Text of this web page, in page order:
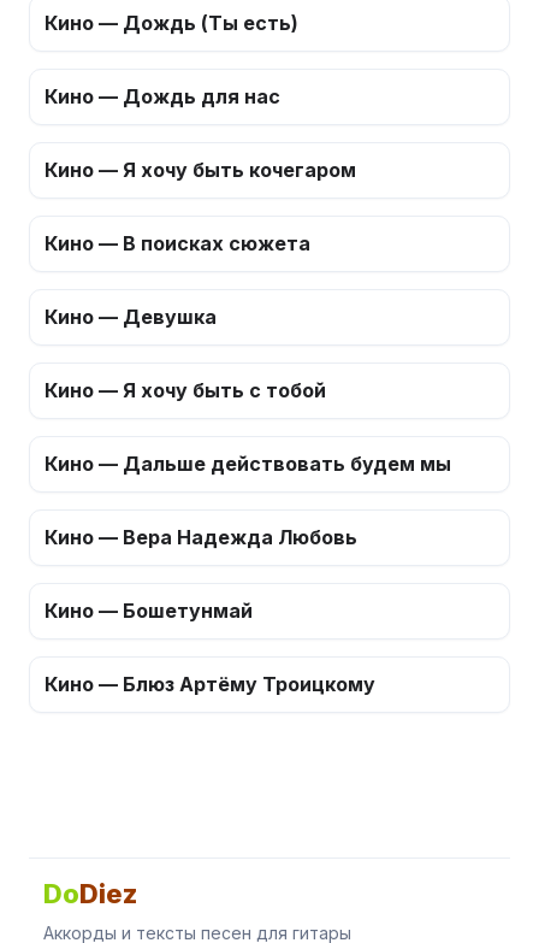
Кино — Дождь (Ты есть)
Кино — Дождь для нас
Кино — Я хочу быть кочегаром
Кино — В поисках сюжета
Кино — Девушка
Кино — Я хочу быть с тобой
Кино — Дальше действовать будем мы
Кино — Вера Надежда Любовь
Кино — Бошетунмай
Кино — Блюз Артёму Троицкому
DoDiez
Аккорды и тексты песен для гитары